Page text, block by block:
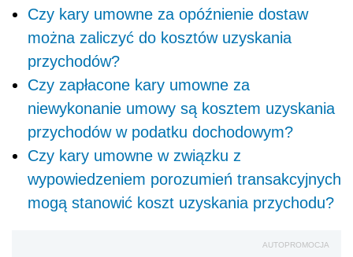
Czy kary umowne za opóźnienie dostaw
można zaliczyć do kosztów uzyskania
przychodów?
Czy zapłacone kary umowne za
niewykonanie umowy są kosztem uzyskania
przychodów w podatku dochodowym?
Czy kary umowne w związku z
wypowiedzeniem porozumień transakcyjnych
mogą stanowić koszt uzyskania przychodu?
AUTOPROMOCJA